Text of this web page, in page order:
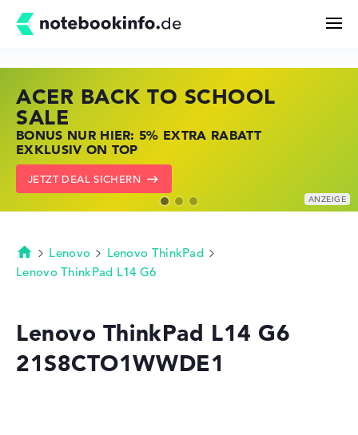
Kaufberatung
Technik & Wissen
Merkzettel
ACER BACK TO SCHOOL
SALE
BONUS NUR HIER: 5% EXTRA RABATT
EXKLUSIV ON TOP
JETZT DEAL SICHERN
HP STORE SSV DEALS
JETZT ZUGREIFEN: NOTEBOOKS BEI HP
KRÄFTIG REDUZIERT
ZU DEN HP ANGEBOTEN
LENOVO LAPTOP DEALS
NOTEBOOKS BEI LENOVO JETZT
KRÄFTIG REDUZIERT
LENOVO DEALS ZEIGEN
Startseite
Lenovo
Lenovo ThinkPad
Lenovo ThinkPad L14 G6
Lenovo ThinkPad L14 G6
21S8CTO1WWDE1